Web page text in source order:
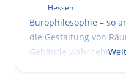
Hessen
Bürophilosophie – so
die Gestaltung von
Gebäude